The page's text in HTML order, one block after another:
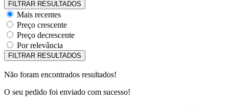
Mais recentes
Preço crescente
Preço decrescente
Por relevância
Não foram encontrados resultados!
O seu pedido foi enviado com sucesso!